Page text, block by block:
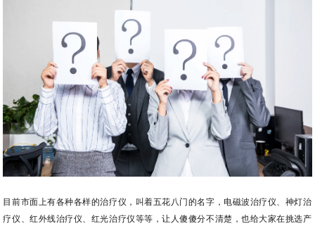
产品发展
产品应用
研发团队
合作伙伴
目前市面上有各种各样的治疗仪，叫着五花八门的名字，电磁波治疗仪、神灯治
疗仪、红外线治疗仪、红光治疗仪等等，让人傻傻分不清楚，也给大家在挑选产